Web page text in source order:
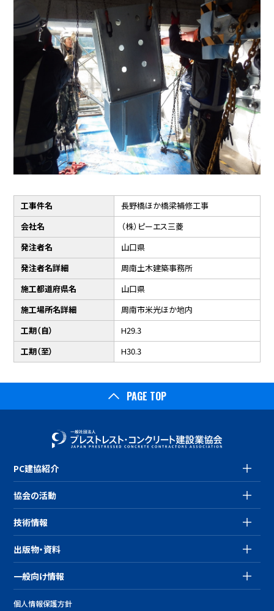
工事件名
長野橋ほか橋梁補修工事
会社名
（株）ピーエス三菱
発注者名
山口県
発注者名詳細
周南土木建築事務所
施工都道府県名
山口県
施工場所名詳細
周南市米光ほか地内
工期（自）
H29.3
工期（至）
H30.3
PAGE TOP
PC建協紹介
協会の活動
技術情報
出版物・資料
一般向け情報
個人情報保護方針